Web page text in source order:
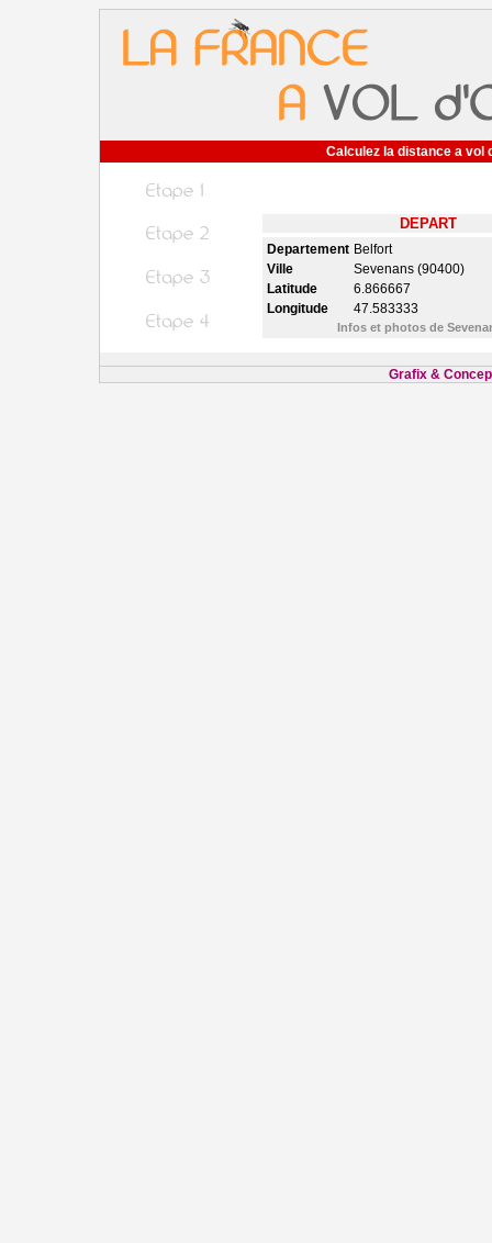
Calculez la distance a vol
DEPART
Departement Belfort
Ville
Sevenans (90400)
Latitude
6.866667
Longitude
47.583333
Infos et photos de
Grafix &